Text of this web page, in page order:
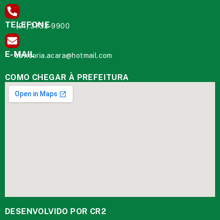
TELEFONE
(91) 3732-9900
E-MAIL
ouvidoria.acara@hotmail.com
COMO CHEGAR À PREFEITURA
DESENVOLVIDO POR CR2